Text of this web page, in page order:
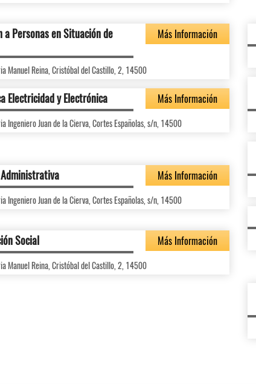
Personas en Situación de Más Información
Manuel Reina, Cristóbal del Castillo, 2, 14500
Electricidad y Electrónica Más Información
Ingeniero Juan de la Cierva, Cortes Españolas, s/n, 14500
Más Información
Ingeniero Juan de la Cierva, Cortes Españolas, s/n, 14500
Social Más Información
Manuel Reina, Cristóbal del Castillo, 2, 14500